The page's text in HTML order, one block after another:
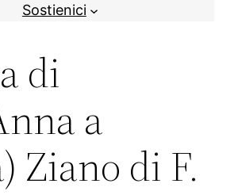
Sostienici
di
a
Ziano di F.